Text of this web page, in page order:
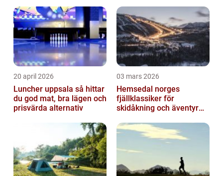
20 april 2026
Luncher uppsala så hittar
du god mat, bra lägen och
prisvärda alternativ
03 mars 2026
Hemsedal norges
fjällklassiker för
skidåkning och äventyr